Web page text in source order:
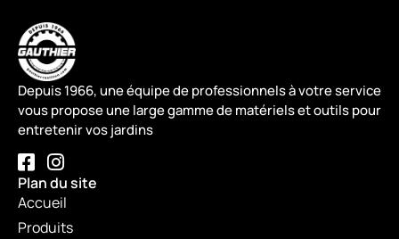
Depuis 1966, une équipe de professionnels à votre service
vous propose une large gamme de matériels et outils pour
entretenir vos jardins
Plan du site
Accueil
Produits